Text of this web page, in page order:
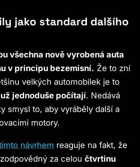
jako standard dalšího
všechna nově vyrobená auta
v principu bezemisní. Že to zní
velkých automobilek je to
jednoduše počítají. Nedává
smysl to, aby vyráběly další a
motory.
návrhem reaguje na fakt, že
za celoučtvrtinu